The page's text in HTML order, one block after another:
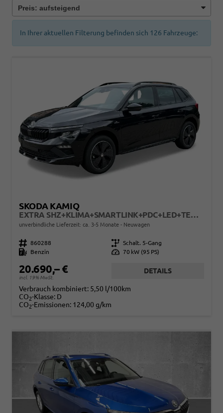
In Ihrer aktuellen Filterung befinden sich 126 Fahrzeuge:
SKODA KAMIQ
EXTRA SHZ+KLIMA+SMARTLINK+PDC+LED+TEMPOMAT
unverbindliche Lieferzeit: ca. 3-5 Monate Neuwagen
Fahrzeugnr. 860288 Getriebe Schalt. 5-Gang
Kraftstoff
Benzin Leistung 70 kW (95 PS)
20.690,– €
incl. 19% MwSt.
DETAILS
Verbrauch kombiniert: 5,50 l/100km
CO2-Klasse: D
CO2-Emissionen: 124,00 g/km